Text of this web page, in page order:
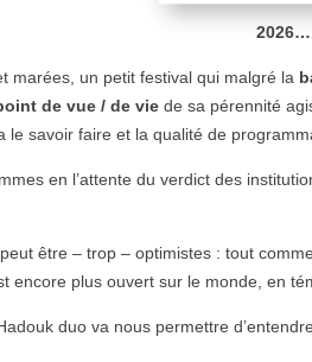
marées, un petit festival qui malgré la
de vue / de viede sa pérennité
le savoir faire et la qualité de
en l’attente du verdict des
être – trop – optimistes : tout
encore plus ouvert sur le monde, en
duo va nous permettre